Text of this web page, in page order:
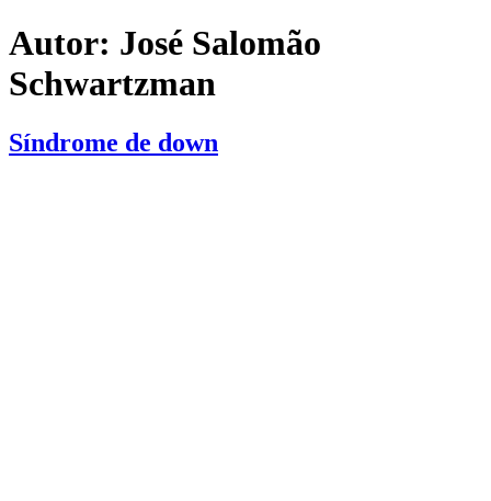
Autor: José Salomão
Schwartzman
Síndrome de down